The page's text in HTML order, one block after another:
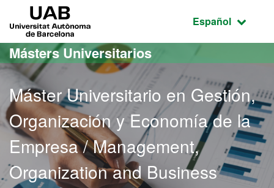
Acceso al contenido principal
Acceso a la navegación de la página
Idioma
Español
Másters Universitarios
Máster Universitario en Gestión,
Organización y Economía de la
Empresa / Management,
Organization and Business